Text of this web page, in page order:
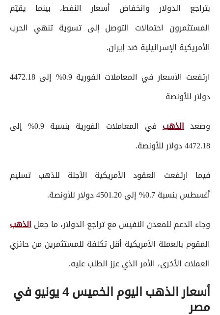
بتراجع الدولار وانخفاض أسعار النفط، بينما يقيّم
المستثمرون احتمالات التوصل إلى تسوية تنهي الحرب
الأمريكية الإسرائيلية ضد إيران.
ارتفعت الأسعار في المعاملات الفورية 0.9% إلى 4472.18
دولار للأونصة
وصعد الذهب
في المعاملات الفورية بنسبة 0.9% إلى
4472.18 دولار للأونصة.
فيما ارتفعت العقود الأمريكية الآجلة للذهب تسليم
أغسطس بنسبة 0.7% إلى 4501.20 دولار للأونصة.
وجاء الدعم للمعدن النفيس مع تراجع الدولار، ما جعلالذهب
المقوم بالعملة الأمريكية أقل تكلفة للمستثمرين من حائزي
العملات الأخرى، الأمر الذي عزز الطلب عليه.
أسعار الذهب اليوم الخميس 4 يونيو في
مصر